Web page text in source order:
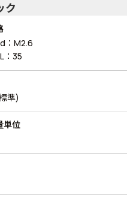
ク
：M2.6
：35
準)
単位